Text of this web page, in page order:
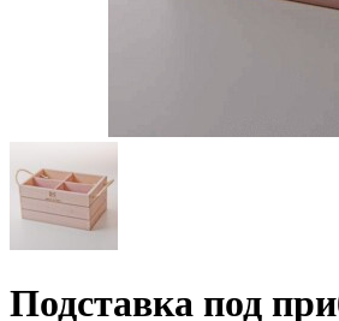
Подставка под